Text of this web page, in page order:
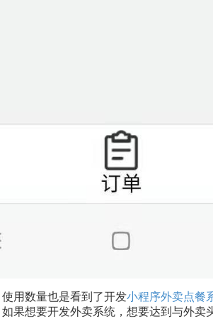
用数量也是看到了开发小程序外卖点餐
果想要开发外卖系统，想要达到与外卖